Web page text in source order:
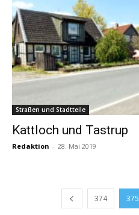
Straßen und Stadtteile
Kattloch und Tastrup
Redaktion - 28. Mai 2019
374 375